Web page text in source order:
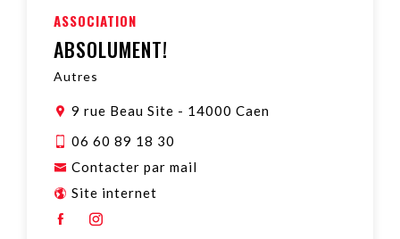
ASSOCIATION
ABSOLUMENT!
Autres
9 rue Beau Site - 14000 Caen
06 60 89 18 30
Contacter par mail
Site internet